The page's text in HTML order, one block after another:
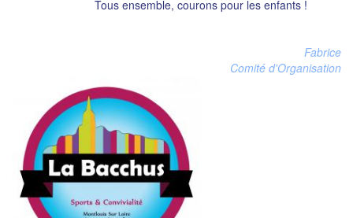
Tous ensemble, courons pour les enfants !
Fabrice
Comité d'Organisation